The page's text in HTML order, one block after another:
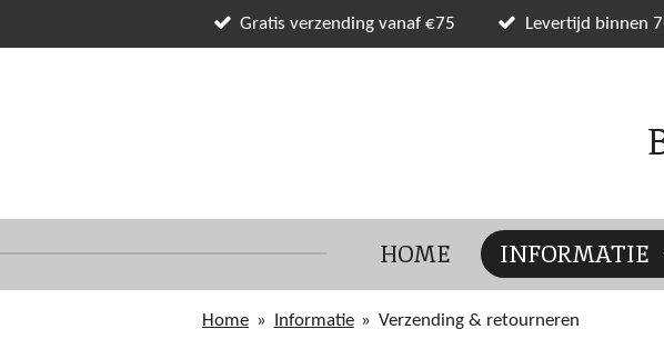
direct
Gratis verzending vanaf €75 Levertijd binnen
HOME INFORMATIE
Home » Informatie » Verzending & retourneren